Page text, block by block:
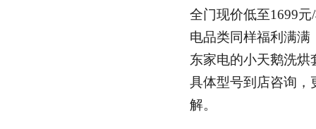
全门现价低至1699
电品类同样福利满满
东家电的小天鹅洗烘
具体型号到店咨询，
解。